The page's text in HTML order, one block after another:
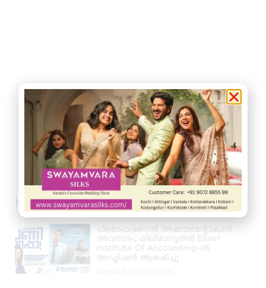
Kerala News
പ്രൊഫഷണൽ അക്കൗണ്ടന്റാകാൻ
അവസരം; കിലിമാനൂരിൽ Elixer
Institute Of Accounting-ൽ
അഡ്മിഷൻ ആരംഭിച്ചു